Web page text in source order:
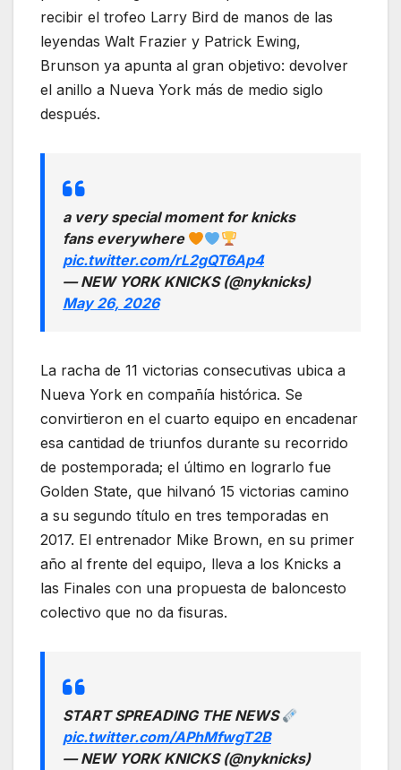
recibir el trofeo Larry Bird de manos de las
leyendas Walt Frazier y Patrick Ewing,
Brunson ya apunta al gran objetivo: devolver
el anillo a Nueva York más de medio siglo
después.
a very special moment for knicks
fans everywhere
pic.twitter.com/rL2gQT6Ap4
— NEW YORK KNICKS (@nyknicks)
May 26, 2026
La racha de 11 victorias consecutivas ubica a
Nueva York en compañía histórica. Se
convirtieron en el cuarto equipo en encadenar
esa cantidad de triunfos durante su recorrido
de postemporada; el último en lograrlo fue
Golden State, que hilvanó 15 victorias camino
a su segundo título en tres temporadas en
2017. El entrenador Mike Brown, en su primer
año al frente del equipo, lleva a los Knicks a
las Finales con una propuesta de baloncesto
colectivo que no da fisuras.
START SPREADING THE NEWS
pic.twitter.com/APhMfwgT2B
— NEW YORK KNICKS (@nyknicks)